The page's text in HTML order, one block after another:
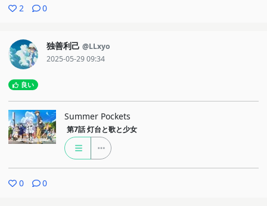
2 0
独善利己 @LLxyo
2025-05-29 09:34
良い
Summer Pockets
第7話 灯台と歌と少女
0 0